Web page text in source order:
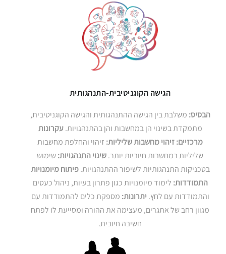
הגישה הקוגניטיבית-התנהגותית
הבסיס: משלבת בין הגישה ההתנהגותית והגישה הקוגניטיבית,
מתמקדת בשינוי הן במחשבות והן בהתנהגויות.עקרונות
מרכזיים:זיהוי מחשבות שליליות: זיהוי והחלפת מחשבות
שליליות במחשבות חיוביות יותר.שינוי התנהגויות: שימוש
בטכניקות התנהגותיות לשיפור ההתנהגויות.פיתוח מיומנויות
התמודדות: לימוד מיומנויות כגון פתרון בעיות, ניהול כעסים
והתמודדות עם לחץ. יתרונות: מספקת כלים להתמודדות עם
מגוון רחב של אתגרים, מעצימה את ההורה ומסייעת לו לפתח
חשיבה חיובית.